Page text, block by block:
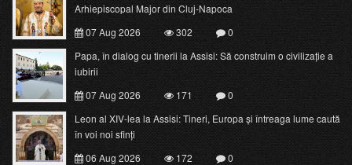
Arhiepiscopal Major din Cluj-Napoca
07 Aug 2026
302
0
Papa, în dialog cu tinerii la Assisi: Să construim o civilizație a
iubirii
07 Aug 2026
171
0
Leon al XIV-lea la Assisi: Tineri, Europa și întreaga lume caută
în voi noi sfinți
06 Aug 2026
172 0